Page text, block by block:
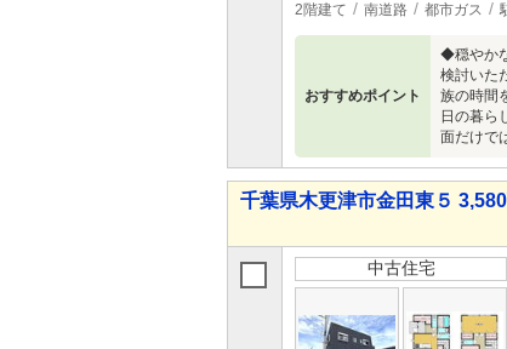
2階建て 南道路 都市ガス
おすすめポイント
◆穏やか
検討いた
族の時間
日の暮ら
面だけで
千葉県木更津市金田東５
中古住宅